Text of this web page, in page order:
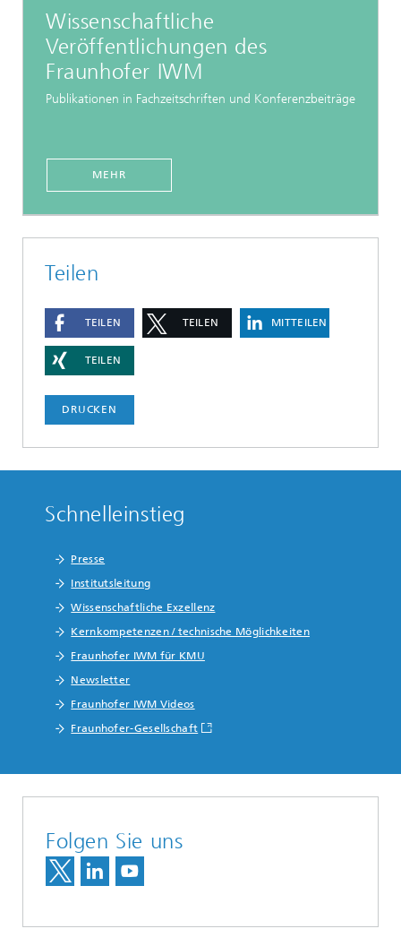
Wissenschaftliche
Veröffentlichungen des
Fraunhofer IWM
Publikationen in Fachzeitschriften und Konferenzbeiträge
MEHR
Teilen
TEILEN TEILEN MITTEILEN
TEILEN
DRUCKEN
Schnelleinstieg
Presse
Institutsleitung
Wissenschaftliche Exzellenz
Kernkompetenzen / technische Möglichkeiten
Fraunhofer IWM für KMU
Newsletter
Fraunhofer IWM Videos
Fraunhofer-Gesellschaft
Folgen Sie uns